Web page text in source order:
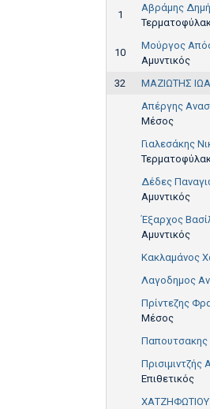
1
Αβράμης
10
Μούργος
Αμυντικός
32
ΜΑΖΙΩΤΗΣ
Απέργης
Μέσος
Γιαλεσάκης
Δέδες
Αμυντικός
Έξαρχος
Αμυντικός
Κακλαμάνος
Λαγοδημος
Πρίντεζης
Μέσος
Παπουτσακης
Πρισιμιντζής
Επιθετικός
ΧΑΤΖΗΦΩΤΙΟΥ